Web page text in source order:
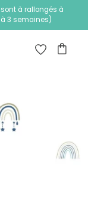
à
3 semaines)
intéresser